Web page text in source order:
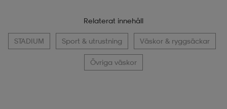
Relaterat innehåll
STADIUM Sport & utrustning Väskor & ryggsäckar
Övriga väskor